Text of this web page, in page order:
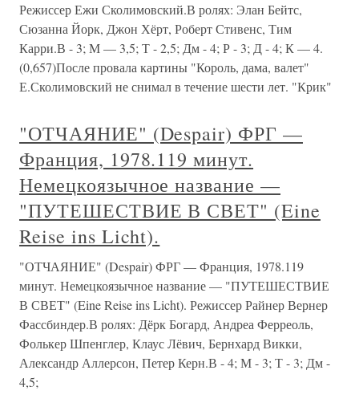
Режиссер Ежи Сколимовский.В ролях: Элан Бейтс,
Сюзанна Йорк, Джон Хёрт, Роберт Стивенс, Тим
Карри.В - 3; М — 3,5; Т - 2,5; Дм - 4; Р - 3; Д - 4; К — 4.
(0,657)После провала картины "Король, дама, валет"
Е.Сколимовский не снимал в течение шести лет. "Крик"
"ОТЧАЯНИЕ" (Despair) ФРГ —
Франция, 1978.119 минут.
Немецкоязычное название —
"ПУТЕШЕСТВИЕ В СВЕТ" (Eine
Reise ins Licht).
"ОТЧАЯНИЕ" (Despair) ФРГ — Франция, 1978.119
минут. Немецкоязычное название — "ПУТЕШЕСТВИЕ
В СВЕТ" (Eine Reise ins Licht). Режиссер Райнер Вернер
Фассбиндер.В ролях: Дёрк Богард, Андреа Ферреоль,
Фолькер Шпенглер, Клаус Лёвич, Бернхард Викки,
Александр Аллерсон, Петер Керн.В - 4; М - 3; Т - 3; Дм -
4,5;